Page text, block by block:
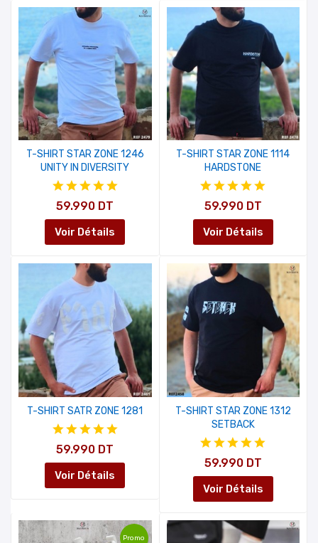
T-SHIRT STAR ZONE 1246
UNITY IN DIVERSITY
59.990 DT
Voir Détails
T-SHIRT STAR ZONE 1114
HARDSTONE
59.990 DT
Voir Détails
T-SHIRT SATR ZONE 1281
59.990 DT
Voir Détails
T-SHIRT STAR ZONE 1312
SETBACK
59.990 DT
Voir Détails
Promo